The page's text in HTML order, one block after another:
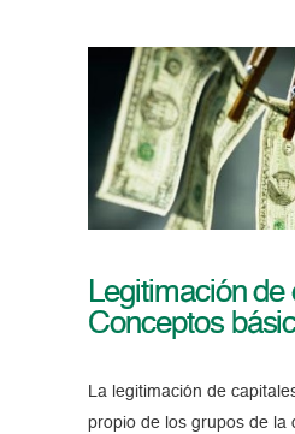
Legitimación de
Conceptos
La legitimación de
propio de los grupos de la